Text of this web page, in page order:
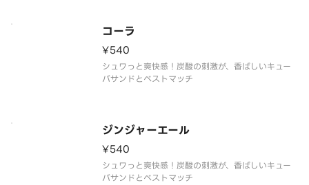
コーラ
¥540
シュワっと爽快感！炭酸の刺激が、香ばしいキュー
バサンドとベストマッチ
ジンジャーエール
¥540
シュワっと爽快感！炭酸の刺激が、香ばしいキュー
バサンドとベストマッチ